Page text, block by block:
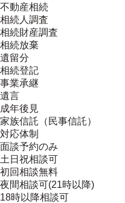
不動産相続
相続人調査
相続財産調査
相続放棄
遺留分
相続登記
事業承継
遺言
成年後見
家族信託（民事信託）
対応体制
面談予約のみ
土日祝相談可
初回相談無料
夜間相談可(21時以降)
18時以降相談可